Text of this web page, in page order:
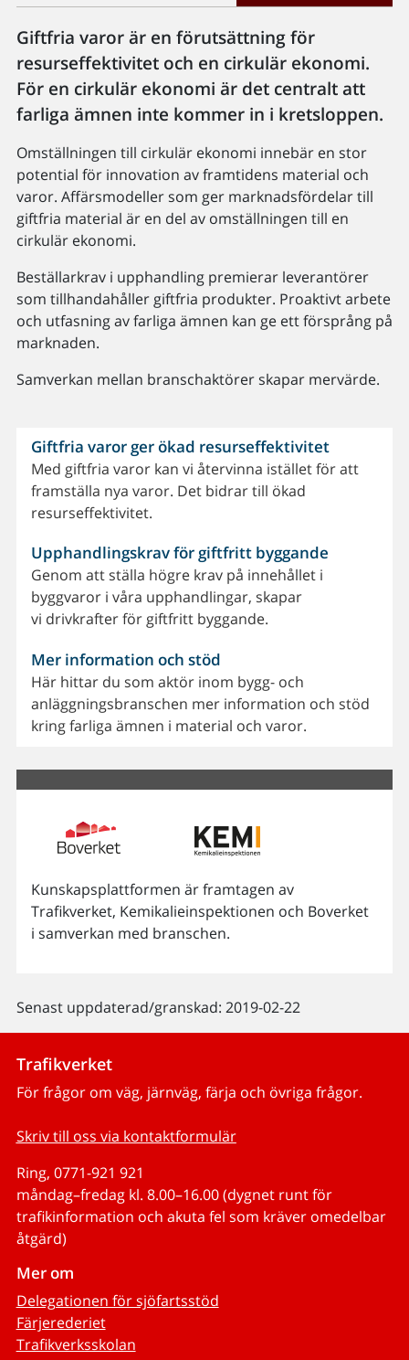
Giftfria varor är en förutsättning för
resurseffektivitet och en cirkulär ekonomi.
För en cirkulär ekonomi är det centralt att
farliga ämnen inte kommer in i kretsloppen.
Omställningen till cirkulär ekonomi innebär en stor
potential för innovation av framtidens material och
varor. Affärsmodeller som ger marknadsfördelar till
giftfria material är en del av omställningen till en
cirkulär ekonomi.
Beställarkrav i upphandling premierar leverantörer
som tillhandahåller giftfria produkter. Proaktivt arbete
och utfasning av farliga ämnen kan ge ett försprång på
marknaden.
Samverkan mellan branschaktörer skapar mervärde.
Giftfria varor ger ökad resurseffektivitet
Med giftfria varor kan vi återvinna istället för att
framställa nya varor. Det bidrar till ökad
resurseffektivitet.
Upphandlingskrav för giftfritt byggande
Genom att ställa högre krav på innehållet i
byggvaror i våra upphandlingar, skapar
vi drivkrafter för giftfritt byggande.
Mer information och stöd
Här hittar du som aktör inom bygg- och
anläggningsbranschen mer information och stöd
kring farliga ämnen i material och varor.
Kunskapsplattformen är framtagen av
Trafikverket, Kemikalieinspektionen och Boverket
i samverkan med branschen.
Senast uppdaterad/granskad: 2019-02-22
Trafikverket
För frågor om väg, järnväg, färja och övriga frågor.
Skriv till oss via kontaktformulär
Ring, 0771-921 921
måndag–fredag kl. 8.00–16.00 (dygnet runt för
trafikinformation och akuta fel som kräver omedelbar
åtgärd)
Mer om
Delegationen för sjöfartsstöd
Färjerederiet
Trafikverksskolan